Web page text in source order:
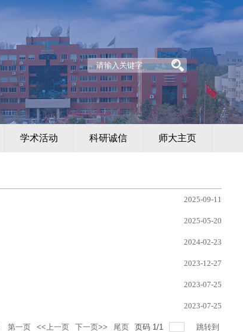
学术活动 科研诚信 师大主页
2025-09-11
2025-05-20
2024-02-23
2023-12-27
2023-07-25
2023-07-25
第一页 <<上一页 下一页>> 尾页 页码 1/1 跳转到